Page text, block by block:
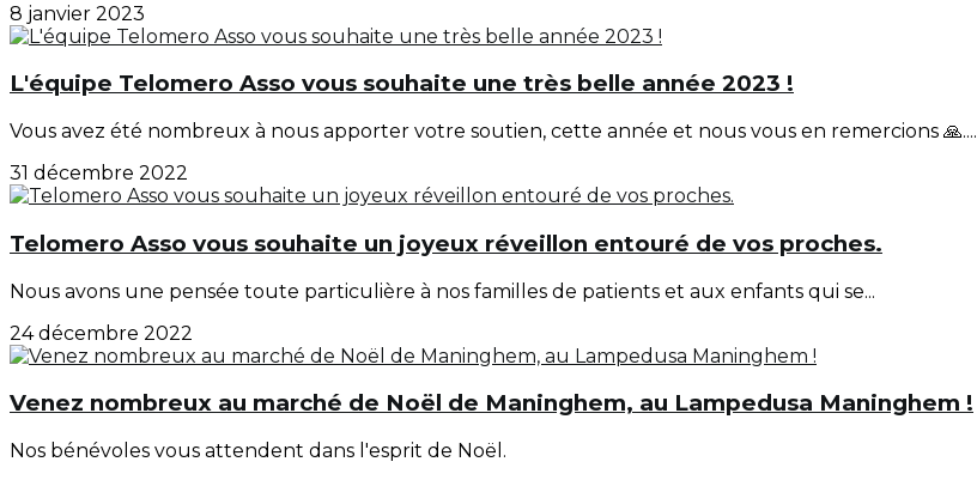
8 janvier 2023
L'équipe Telomero Asso vous souhaite une très belle année 2023 !
Vous avez été nombreux à nous apporter votre soutien, cette année et nous vous en remercions 🙏....
31 décembre 2022
Telomero Asso vous souhaite un joyeux réveillon entouré de vos proches.
Nous avons une pensée toute particulière à nos familles de patients et aux enfants qui se...
24 décembre 2022
Venez nombreux au marché de Noël de Maninghem, au Lampedusa Maninghem !
Nos bénévoles vous attendent dans l'esprit de Noël.